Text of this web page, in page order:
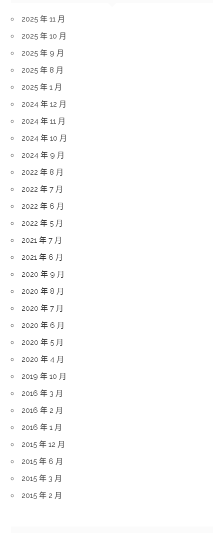
2025 年 11 月
2025 年 10 月
2025 年 9 月
2025 年 8 月
2025 年 1 月
2024 年 12 月
2024 年 11 月
2024 年 10 月
2024 年 9 月
2022 年 8 月
2022 年 7 月
2022 年 6 月
2022 年 5 月
2021 年 7 月
2021 年 6 月
2020 年 9 月
2020 年 8 月
2020 年 7 月
2020 年 6 月
2020 年 5 月
2020 年 4 月
2019 年 10 月
2016 年 3 月
2016 年 2 月
2016 年 1 月
2015 年 12 月
2015 年 6 月
2015 年 3 月
2015 年 2 月